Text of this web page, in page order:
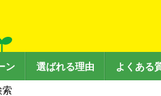
ン 選ばれる理由 よくある
索